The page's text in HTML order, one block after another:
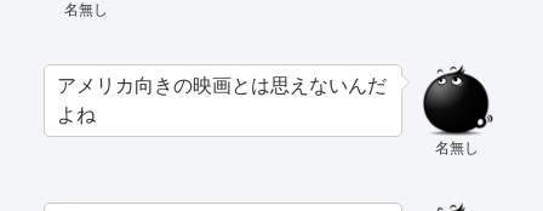
名無し
名無し
アメリカ向きの映画とは思えないんだ
よね